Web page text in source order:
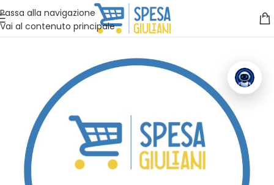
Passa alla navigazione
Vai al contenuto principale
Vuoi assistenza?Clicca qui e ti richiamiamo noi